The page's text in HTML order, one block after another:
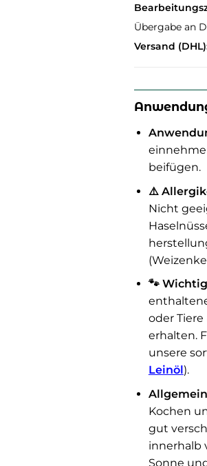
Übergabe an
Versand
beifügen.
⚠️
Nicht
🐾
oder
erhalten.
unsere
Leinöl).
Kochen
gut
innerhalb
Sonne